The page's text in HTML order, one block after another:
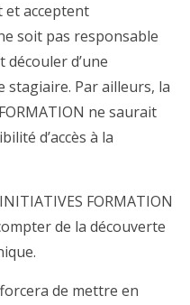
et acceptent
soit pas responsable
découler d’une
Par ailleurs, la
ne saurait
d’accès à la
FORMATION
de la découverte
de mettre en